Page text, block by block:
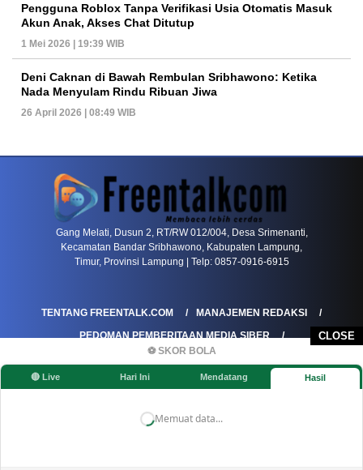
CLOSE
⚽ SKOR BOLA
🔴 Live Hari Ini Mendatang Hasil
Memuat data...
Pengguna Roblox Tanpa Verifikasi Usia Otomatis Masuk
Akun Anak, Akses Chat Ditutup
1 Mei 2026 | 19:39 WIB
Deni Caknan di Bawah Rembulan Sribhawono: Ketika
Nada Menyulam Rindu Ribuan Jiwa
26 April 2026 | 08:49 WIB
Gang Melati, Dusun 2, RT/RW 012/004, Desa Srimenanti,
Kecamatan Bandar Sribhawono, Kabupaten Lampung,
Timur, Provinsi Lampung | Telp: 0857-0916-6915
TENTANG FREENTALK.COM
MANAJEMEN REDAKSI
PEDOMAN PEMBERITAAN MEDIA SIBER
PEDOMAN PEMBERITAAN RAMAH ANAK
KOREKSI & KLARIFIKASI
KEBIJAKAN IKLAN / ADVERTORIAL